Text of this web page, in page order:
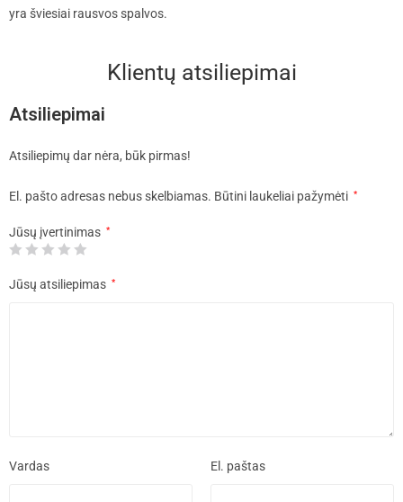
yra šviesiai rausvos spalvos.
Klientų atsiliepimai
Atsiliepimai
Atsiliepimų dar nėra, būk pirmas!
El. pašto adresas nebus skelbiamas. Būtini laukeliai pažymėti *
Jūsų įvertinimas *
Jūsų atsiliepimas *
Vardas El. paštas